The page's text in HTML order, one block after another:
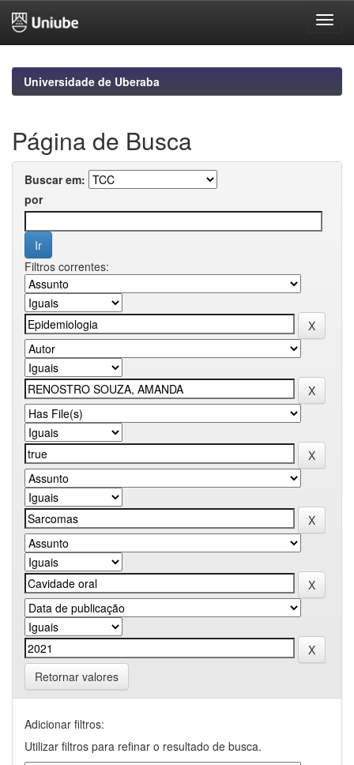
navigationUniversidade de Uberaba
Página de Busca
Buscar em:
por
Filtros correntes:
Retornar valores
Adicionar filtros:
Utilizar filtros para refinar o resultado de busca.